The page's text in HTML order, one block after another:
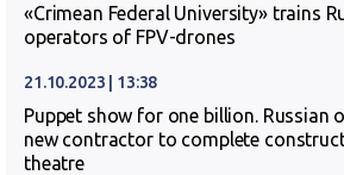
«Crimean Federal University» trains
operators of FPV-drones
21.10.2023 | 13:38
Puppet show for one billion. Russian
new contractor to complete
theatre